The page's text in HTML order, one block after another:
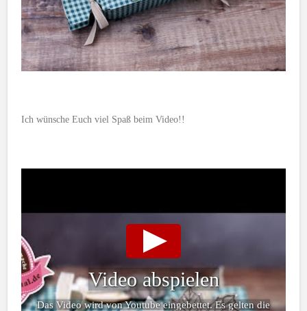
Ich wünsche Euch viel Spaß beim Video!!
Video abspielen
Das Video wird von Youtube eingebettet. Es gelten die